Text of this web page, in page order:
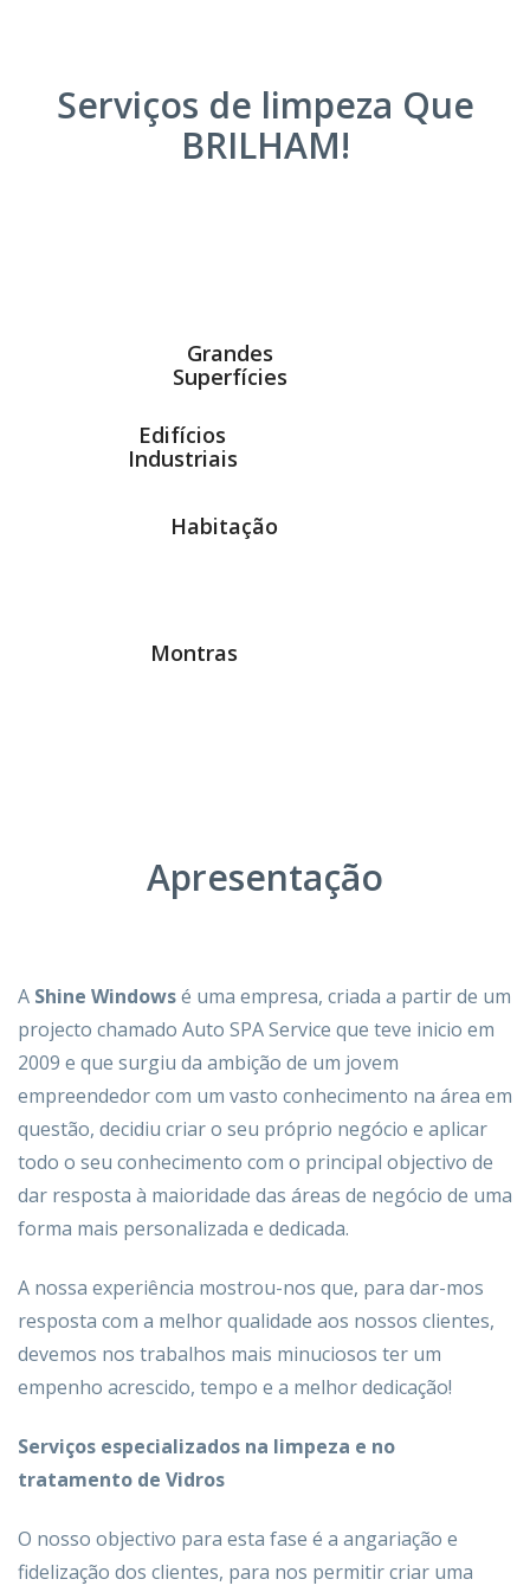
Serviços de limpeza Que
BRILHAM!
Grandes
Superfícies
Edifícios
Industriais
Habitação
Montras
Apresentação
A Shine Windowsé uma empresa, criada a partir de um
projecto chamado Auto SPA Service que teve inicio em
2009 e que surgiu da ambição de um jovem
empreendedor com um vasto conhecimento na área em
questão, decidiu criar o seu próprio negócio e aplicar
todo o seu conhecimento com o principal objectivo de
dar resposta à maioridade das áreas de negócio de uma
forma mais personalizada e dedicada.
A nossa experiência mostrou-nos que, para dar-mos
resposta com a melhor qualidade aos nossos clientes,
devemos nos trabalhos mais minuciosos ter um
empenho acrescido, tempo e a melhor dedicação!
Serviços especializados na limpeza e no
tratamento de Vidros
O nosso objectivo para esta fase é a angariação e
fidelização dos clientes, para nos permitir criar uma